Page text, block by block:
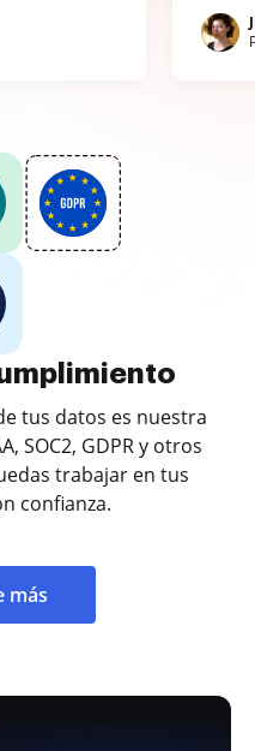
tus datos es nuestra
SOC2, GDPR y otros
trabajar en tus
confianza.
más